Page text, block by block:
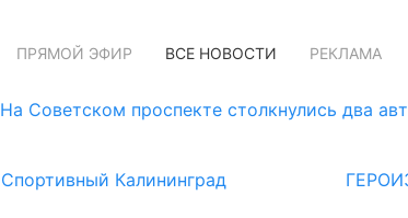
ПРЯМОЙ ЭФИР ВСЕ НОВОСТИ РЕКЛАМА
На Советском проспекте столкнулись два
Спортивный Калининград